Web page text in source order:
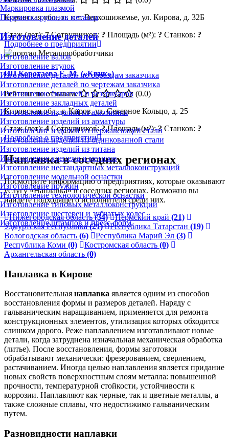
Маркировка плазмой
Перемотка рулонов металла
Изготовление деталей
Изготовление валов
Изготовление втулок
Изготовление деталей по образцам заказчика
Изготовление деталей по чертежам заказчика
Изготовление ёмкостей и резервуаров
Изготовление закладных деталей
Изготовление изделий из алюминия
Изготовление изделий из арматуры
Изготовление изделий из нержавеющей стали
Изготовление изделий из оцинкованной стали
Изготовление изделий из титана
Изготовление крепежа и метизов
Изготовление нестандартных металлоконструкций
Изготовление модельной оснастки
Изготовление пружин
Изготовление технологической оснастки
Изготовление типовых металлоконструкций
Изготовление шестерен и зубчатых колес
Изготовление штампов и пресс-форм
Кировская обл., п. г. т. Верхошижемье, ул. Кирова, д. 32Б
Стаж (лет):7 Сотрудников: ? Площадь (м²): ? Станков: ?
Подробнее о предприятии
ИП Коротаева Е. М. («Квик»)
Рейтинг по отзывам:
(0.0)
Кировская обл., г. Киров, ул. Северное Кольцо, д. 25
Стаж (лет):4 Сотрудников:? Площадь (м²):? Станков: ?
Подробнее о предприятии
Наплавка в соседних регионах
Посмотрите информацию о предприятиях, которые оказывают
услугу «Наплавка» в соседних регионах. Возможно вы
найдете подходящего исполнителя среди них.
Нижегородская область(34) Пермский край (21)
Удмуртская Республика(21) Республика Татарстан (19)
Вологодская область (6) Республика Марий Эл (3)
Республика Коми (0) Костромская область (0)
Архангельская область (0)
Наплавка в Кирове
Восстановительная наплавка является одним из способов
восстановления формы и размеров деталей. Наряду с
гальваническим наращиванием, применяется для ремонта
конструкционных элементов, утилизация которых обходится
слишком дорого. Реже наплавлением изготавливают новые
детали, когда затруднена изначальная механическая обработка
(литье). После восстановления, формы заготовки
обрабатывают механически: фрезерованием, сверлением,
растачиванием. Иногда целью наплавления является придание
новых свойств поверхностным слоям металла: повышенной
прочности, температурной стойкости, устойчивости к
коррозии. Наплавляют как черные, так и цветные металлы, а
также сложные сплавы, что недостижимо гальваническим
путем.
Разновидности наплавки